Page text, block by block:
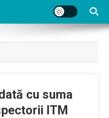
cu suma
ITM